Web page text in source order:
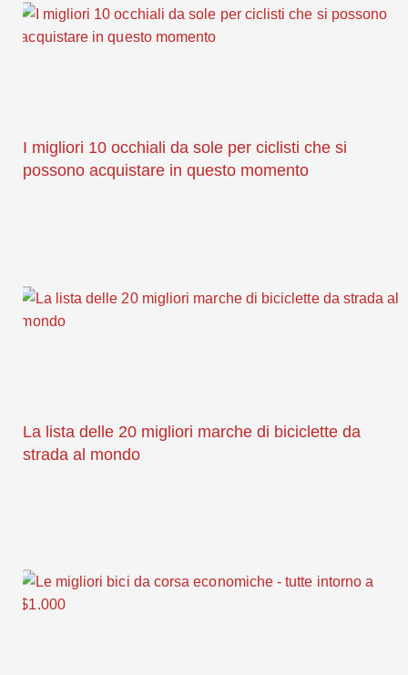
I migliori 10 occhiali da sole per ciclisti che si
possono acquistare in questo momento
La lista delle 20 migliori marche di biciclette da
strada al mondo